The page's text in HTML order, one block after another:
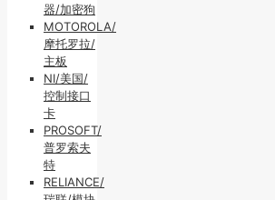
器/加密狗
MOTOROLA/
摩托罗拉/
主板
NI/美国/
控制接口
卡
PROSOFT/
普罗索夫
特
RELIANCE/